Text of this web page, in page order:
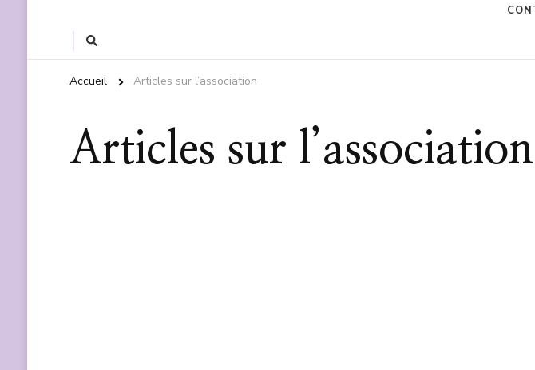
Accueil Articles sur l’association
Articles sur l’association